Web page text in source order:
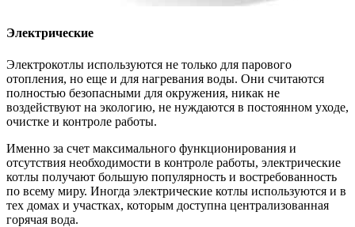
Электрические
Электрокотлы используются не только для парового
отопления, но еще и для нагревания воды. Они считаются
полностью безопасными для окружения, никак не
воздействуют на экологию, не нуждаются в постоянном уходе,
очистке и контроле работы.
Именно за счет максимального функционирования и
отсутствия необходимости в контроле работы, электрические
котлы получают большую популярность и востребованность
по всему миру. Иногда электрические котлы используются и в
тех домах и участках, которым доступна централизованная
горячая вода.